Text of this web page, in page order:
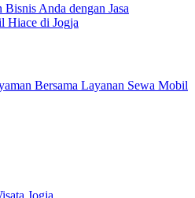
Anda dengan Jasa
Hiace di Jogja
Bersama Layanan Sewa Mobil